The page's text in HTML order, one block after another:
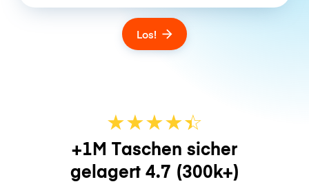
Los!
★★★★☆
★
+1M Taschen sicher
gelagert 4.7 (300k+)